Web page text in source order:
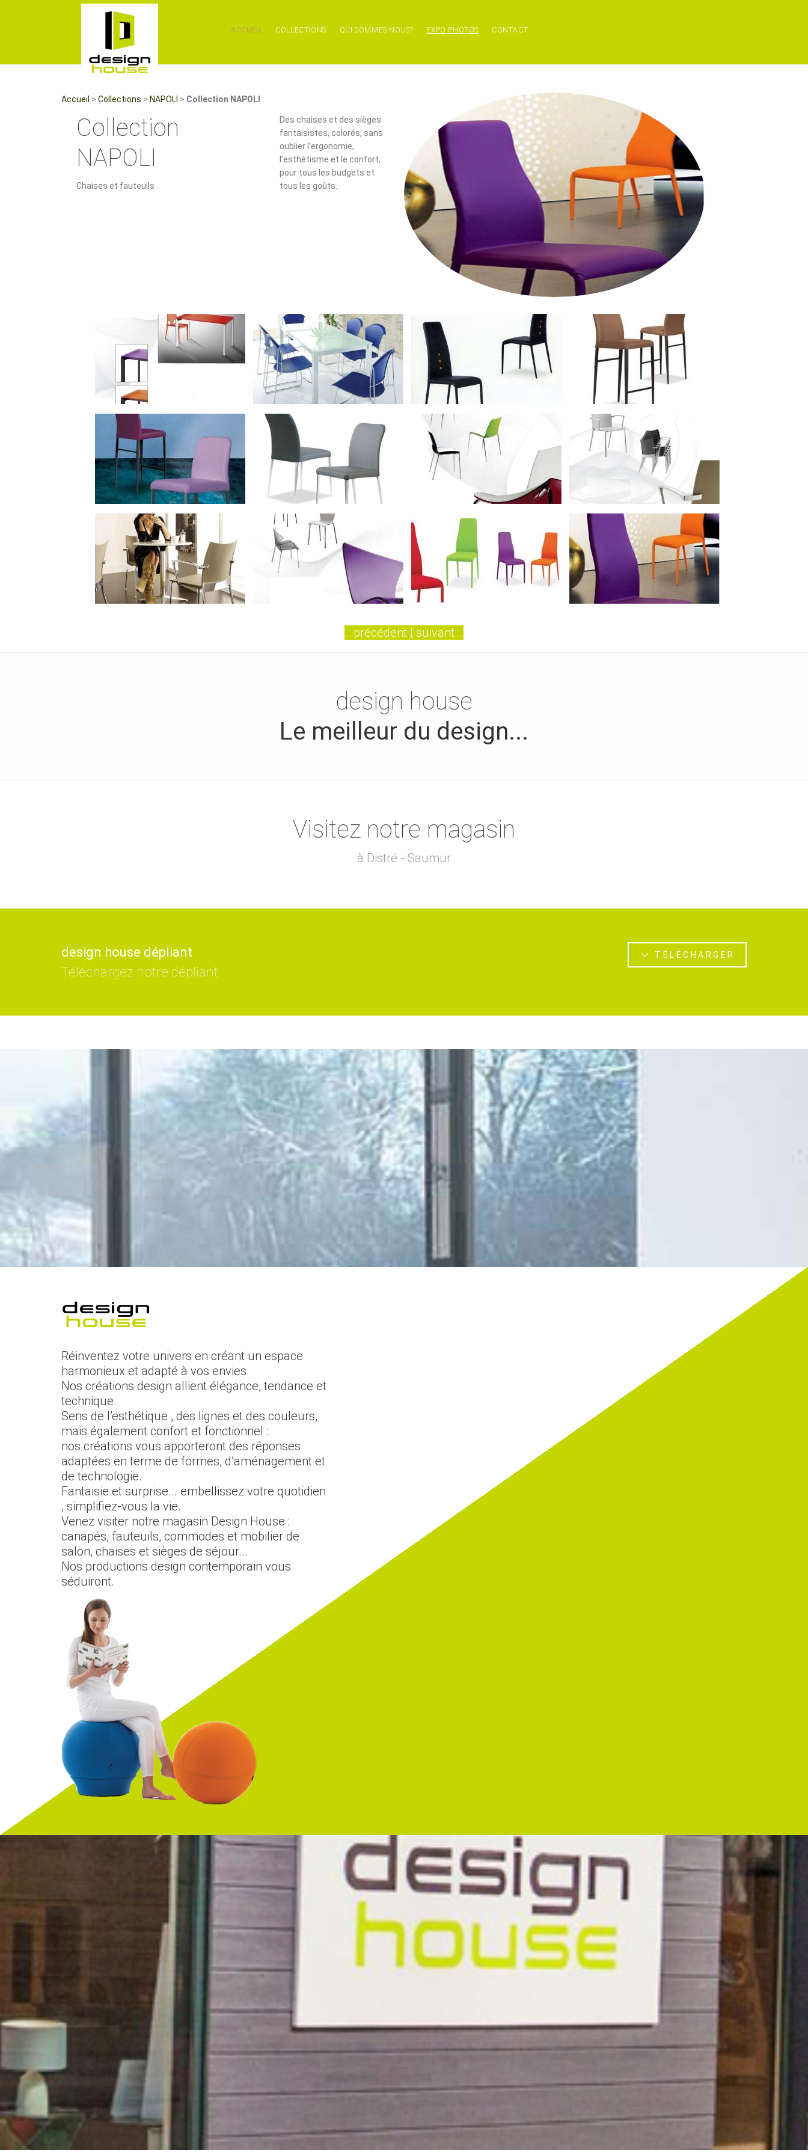
ACCUEIL COLLECTIONS QUI SOMMES-NOUS? EXPO PHOTOS CONTACT
Accueil > Collections > NAPOLI > Collection NAPOLI
Collection
NAPOLI
Chaises et fauteuils
Des chaises et des sièges
fantaisistes, colorés, sans
oublier l’ergonomie,
l’esthétisme et le confort,
pour tous les budgets et
tous les goûts.
...précédent | suivant...
design house
Le meilleur du design...
Visitez notre magasin
à Distré - Saumur
design house dépliant
Téléchargez notre dépliant
TÉLÉCHARGER
Réinventez votre univers en créant un espace
harmonieux et adapté à vos envies.
Nos créations design allient élégance, tendance et
technique.
Sens de l’esthétique , des lignes et des couleurs,
mais également confort et fonctionnel :
nos créations vous apporteront des réponses
adaptées en terme de formes, d’aménagement et
de technologie.
Fantaisie et surprise... embellissez votre quotidien
, simplifiez-vous la vie.
Venez visiter notre magasin Design House :
canapés, fauteuils, commodes et mobilier de
salon, chaises et sièges de séjour...
Nos productions design contemporain vous
séduiront.